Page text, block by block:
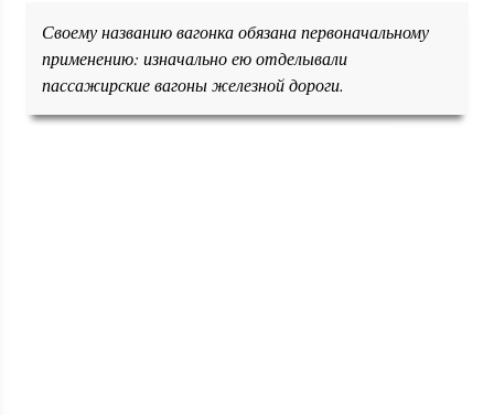
Своему названию вагонка обязана первоначальному
применению: изначально ею отделывали
пассажирские вагоны железной дороги.